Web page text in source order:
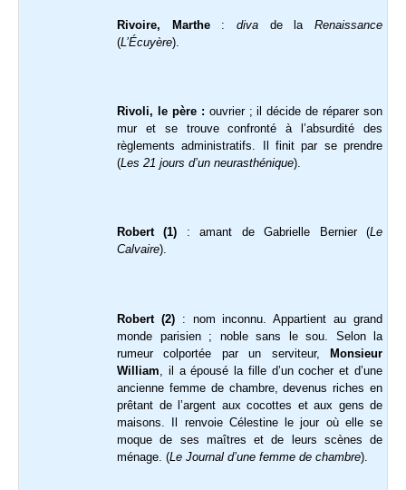
Rivoire, Marthe :diva de laRenaissance
(L’Écuyère).
Rivoli, le père : ouvrier ; il décide de réparer son
mur et se trouve confronté à l’absurdité des
règlements administratifs. Il finit par se prendre
(Les 21 jours d’un neurasthénique).
Robert (1) : amant de Gabrielle Bernier (Le
Calvaire).
Robert (2): nom inconnu. Appartient au grand
monde parisien ; noble sans le sou. Selon la
rumeur colportée par un serviteur, Monsieur
William , il a épousé la fille d’un cocher et d’une
ancienne femme de chambre, devenus riches en
prêtant de l’argent aux cocottes et aux gens de
maisons. Il renvoie Célestine le jour où elle se
moque de ses maîtres et de leurs scènes de
ménage. (Le Journal d’une femme de chambre).